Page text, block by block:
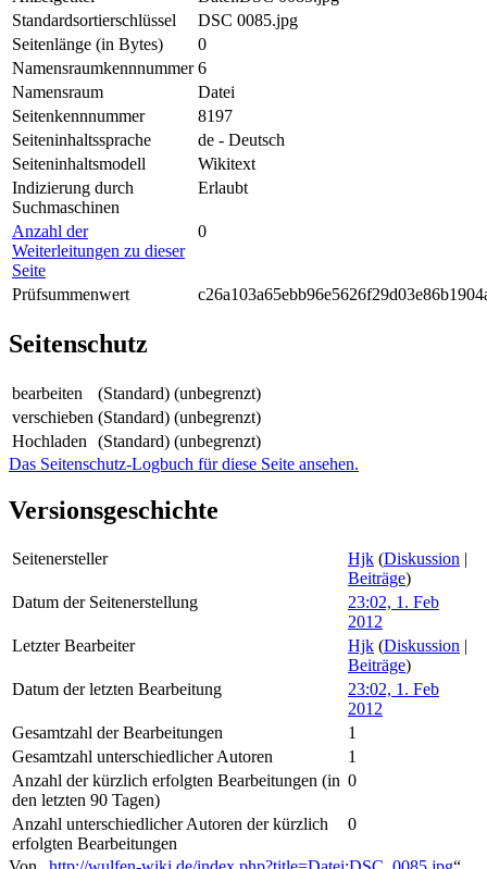
Standardsortierschlüssel
DSC 0085.jpg
Seitenlänge (in Bytes)
0
Namensraumkennnummer 6
Namensraum
Datei
Seitenkennnummer
8197
Seiteninhaltssprache
de - Deutsch
Seiteninhaltsmodell
Wikitext
Indizierung durch
Suchmaschinen
Erlaubt
Anzahl der
Weiterleitungen zu dieser
Seite
0
Prüfsummenwert
Seitenschutz
bearbeiten
(Standard) (unbegrenzt)
verschieben (Standard) (unbegrenzt)
Hochladen
(Standard) (unbegrenzt)
Das Seitenschutz-Logbuch für diese Seite ansehen.
Versionsgeschichte
Seitenersteller Hjk (Diskussion |
Beiträge)
Datum der Seitenerstellung
23:02, 1. Feb
2012
Letzter Bearbeiter
Hjk (Diskussion |
Beiträge)
Datum der letzten Bearbeitung
23:02, 1. Feb
2012
Gesamtzahl der Bearbeitungen
1
Gesamtzahl unterschiedlicher Autoren
1
Anzahl der kürzlich erfolgten Bearbeitungen (in
den letzten 90 Tagen)
0
Anzahl unterschiedlicher Autoren der kürzlich
erfolgten Bearbeitungen
0